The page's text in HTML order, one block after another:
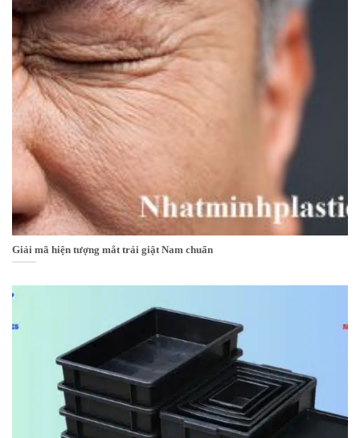
Giải mã hiện tượng mắt trái giật Nam chuẩn